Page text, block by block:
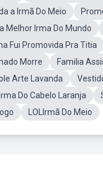
a Irmã Do Meio
Melhor Irma Do Mundo
Fui Promovida Pra Titia
Morre
Familia
Arte Lavanda
Do Cabelo Laranja
LOLIrmã Do Meio